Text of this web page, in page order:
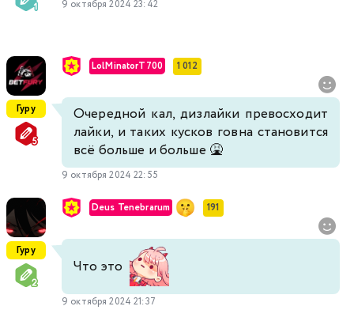
9 октября 2024 23:42
Гуру
LolMinatorT700 1 012
Очередной кал, дизлайки превосходит
лайки, и таких кусков говна становится
всё больше и больше 🤮
9 октября 2024 22:55
Гуру
Deus Tenebrarum 191
Что это
9 октября 2024 21:37